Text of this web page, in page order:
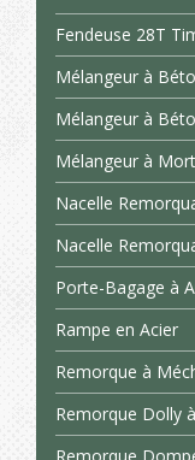
Fendeuse 28T
Mélangeur à
Mélangeur à
Mélangeur à
Nacelle
Nacelle
Porte-Bagage à
Rampe en Acier
Remorque à
Remorque Dolly